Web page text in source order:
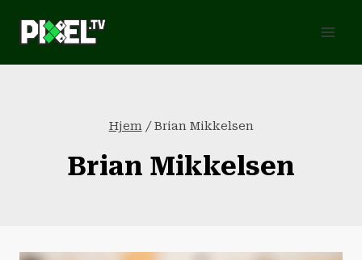
Hjem / Brian Mikkelsen
Brian Mikkelsen